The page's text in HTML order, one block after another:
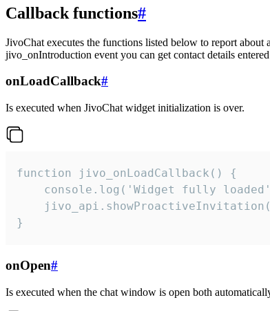
Callback functions#
JivoChat executes the functions listed below to report about
jivo_onIntroduction event you can get contact details
onLoadCallback#
Is executed when JivoChat widget initialization is over.
function jivo_onLoadCallback() {
console.log('Widget fully
}
onOpen#
Is executed when the chat window is open both